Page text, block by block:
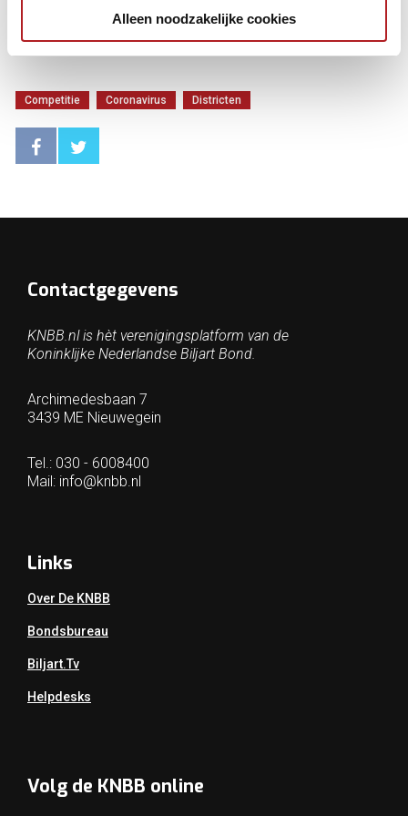
Alleen noodzakelijke cookies
Archieffoto: Martin van Oostveen
Competitie Coronavirus Districten
Contactgegevens
KNBB.nl is hèt verenigingsplatform van de
Koninklijke Nederlandse Biljart Bond.
Archimedesbaan 7
3439 ME Nieuwegein
Tel.: 030 - 6008400
Mail: info@knbb.nl
Links
Over De KNBB
Bondsbureau
Biljart.tv
Helpdesks
Volg de KNBB online